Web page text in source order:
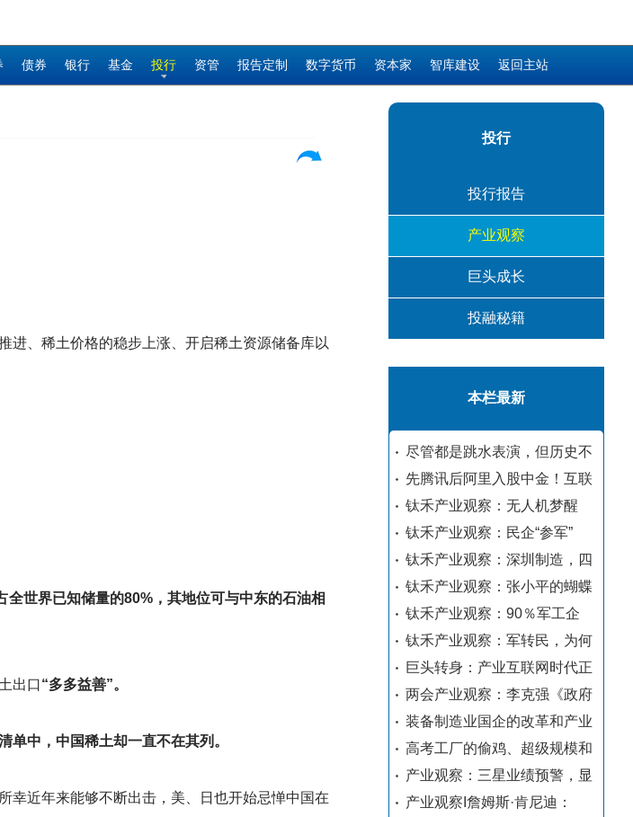
债券 银行 基金 投行 资管 报告定制 数字货币 资本家 智库建设 返回主站
进、稀土价格的稳步上涨、开启稀土资源储备库以
世界已知储量的80%，其地位可与中东的石油相
出口“多多益善”。
单中，中国稀土却一直不在其列。
幸近年来能够不断出击，美、日也开始忌惮中国在
投行
投行报告
产业观察
巨头成长
投融秘籍
本栏最新
尽管都是跳水表演，但历史不
先腾讯后阿里入股中金！互联
钛禾产业观察：无人机梦醒
钛禾产业观察：民企“参军”
钛禾产业观察：深圳制造，四
钛禾产业观察：张小平的蝴蝶
钛禾产业观察：90％军工企
钛禾产业观察：军转民，为何
巨头转身：产业互联网时代正
两会产业观察：李克强《政府
装备制造业国企的改革和产业
高考工厂的偷鸡、超级规模和
产业观察：三星业绩预警，显
产业观察I詹姆斯·肯尼迪：